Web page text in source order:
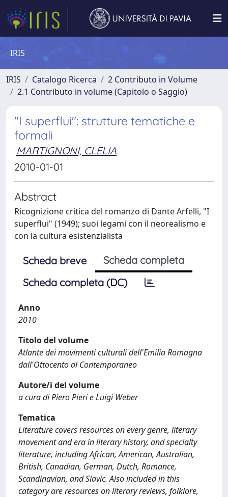
IRIS
IRIS Catalogo Ricerca
2 Contributo in Volume
2.1 Contributo in volume (Capitolo o Saggio)
"I superflui": strutture tematiche e
formali
MARTIGNONI, CLELIA
2010-01-01
Abstract
Ricognizione critica del romanzo di Dante Arfelli, "I
superflui" (1949); suoi legami con il neorealismo e
con la cultura esistenzialista
Scheda breve
Scheda completa
Scheda completa (DC)
Anno
2010
Titolo del volume
Atlante dei movimenti culturali dell'Emilia Romagna
dall'Ottocento al Contemporaneo
Autore/i del volume
a cura di Piero Pieri e Luigi Weber
Tematica
Literature covers resources on every genre, literary
movement and era in literary history, and specialty
literature, including African, American, Australian,
British, Canadian, German, Dutch, Romance,
Scandinavian, and Slavic. Also included in this
category are resources on literary reviews, folklore,